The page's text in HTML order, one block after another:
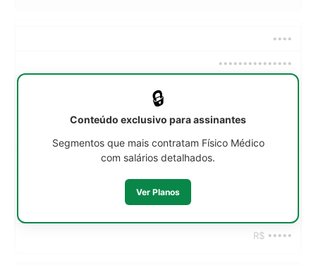
••••
•••••••••••••••
R$ •••••
🔒
Conteúdo exclusivo para assinantes
Segmentos que mais contratam Físico Médico
com salários detalhados.
Ver Planos